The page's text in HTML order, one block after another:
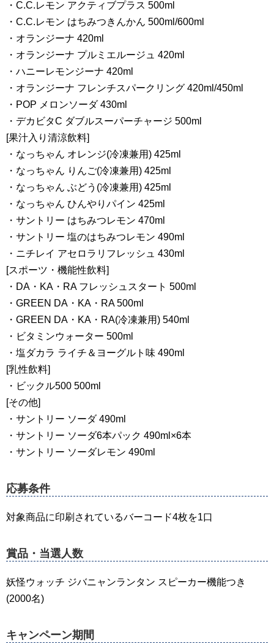
・C.C.レモン アクティブプラス 500ml
・C.C.レモン はちみつきんかん 500ml/600ml
・オランジーナ 420ml
・オランジーナ プルミエルージュ 420ml
・ハニーレモンジーナ 420ml
・オランジーナ フレンチスパークリング 420ml/450ml
・POP メロンソーダ 430ml
・デカビタC ダブルスーパーチャージ 500ml
[果汁入り清涼飲料]
・なっちゃん オレンジ(冷凍兼用) 425ml
・なっちゃん りんご(冷凍兼用) 425ml
・なっちゃん ぶどう(冷凍兼用) 425ml
・なっちゃん ひんやりパイン 425ml
・サントリー はちみつレモン 470ml
・サントリー 塩のはちみつレモン 490ml
・ニチレイ アセロラリフレッシュ 430ml
[スポーツ・機能性飲料]
・DA・KA・RA フレッシュスタート 500ml
・GREEN DA・KA・RA 500ml
・GREEN DA・KA・RA(冷凍兼用) 540ml
・ビタミンウォーター 500ml
・塩ダカラ ライチ＆ヨーグルト味 490ml
[乳性飲料]
・ビックル500 500ml
[その他]
・サントリー ソーダ 490ml
・サントリー ソーダ6本パック 490ml×6本
・サントリー ソーダレモン 490ml
応募条件
対象商品に印刷されているバーコード4枚を1口
賞品・当選人数
妖怪ウォッチ ジバニャンランタン スピーカー機能つき
(2000名)
キャンペーン期間